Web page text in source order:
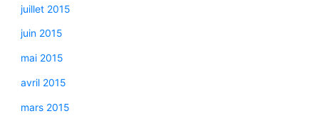
juillet 2015
juin 2015
mai 2015
avril 2015
mars 2015